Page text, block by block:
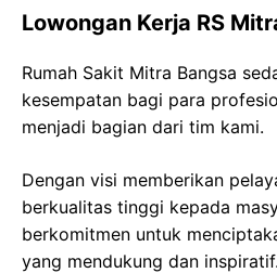
Lowongan Kerja RS
Rumah Sakit Mitra Bangsa
kesempatan bagi para
menjadi bagian dari tim kami.
Dengan visi memberikan
berkualitas tinggi kepada
berkomitmen untuk
yang mendukung dan inspiratif.